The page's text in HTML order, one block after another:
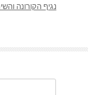
נגיף הקורונה